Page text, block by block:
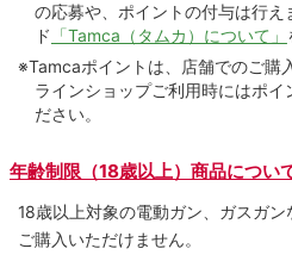
の応募や、ポイントの付与は⾏
ド 「Tamca（タムカ）について」
※Tamcaポイントは、店舗でのご購
ラインショップご利用時にはポイ
ださい。
年齢制限（18歳以上）商品につい
18歳以上対象の電動ガン、ガスガ
ご購入いただけません。